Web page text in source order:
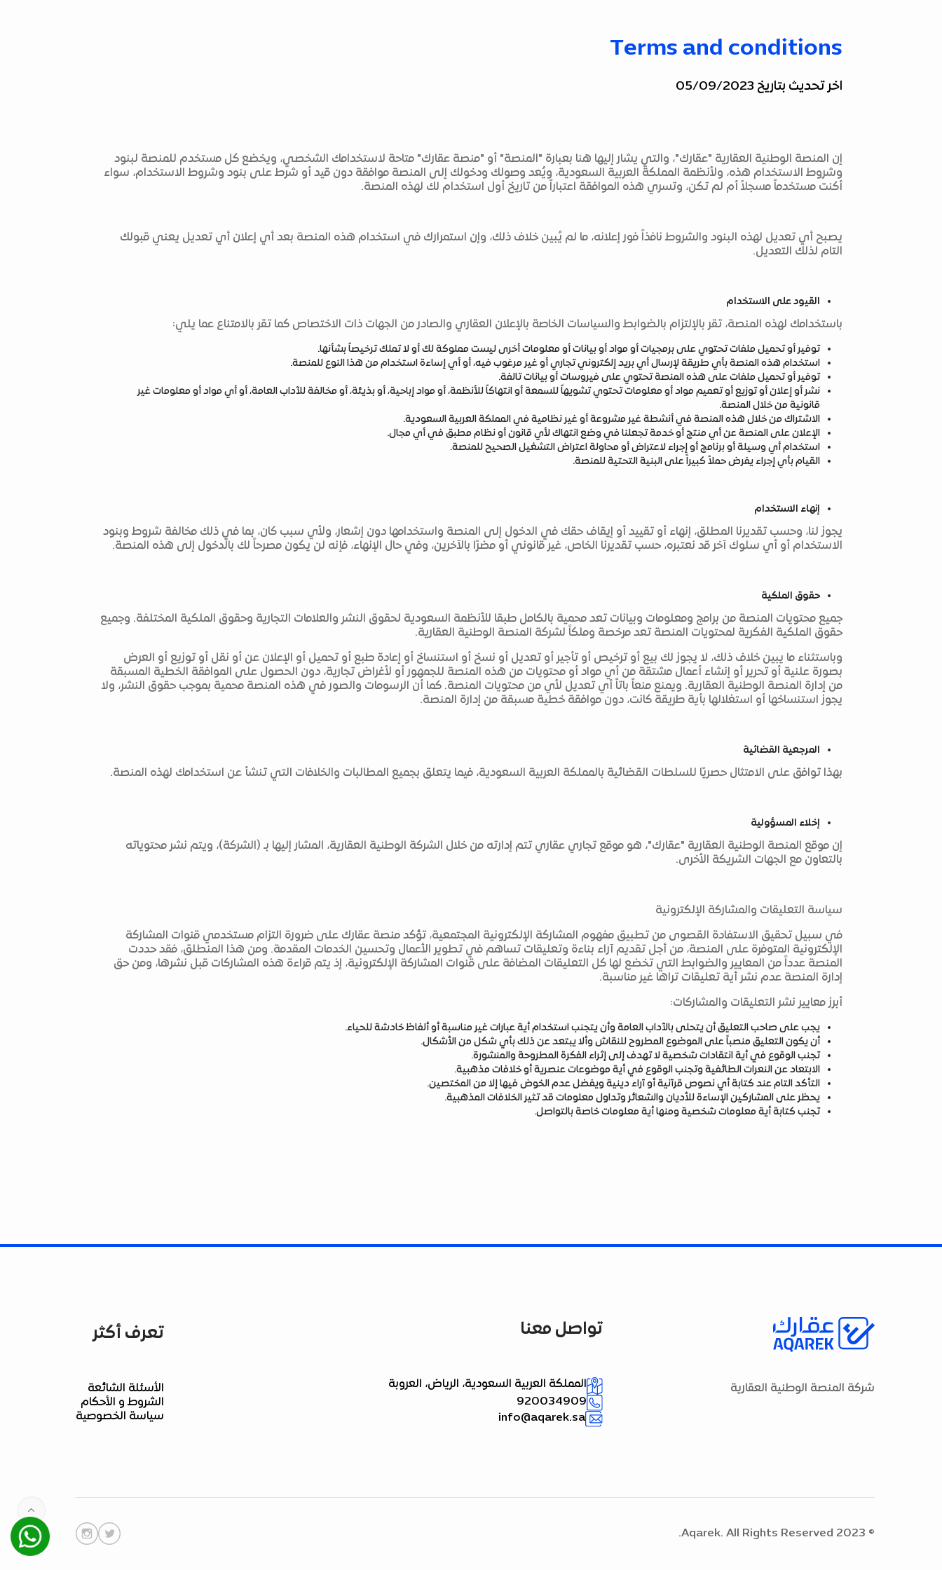
Whatsapp
Terms and conditions
اخر تحديث بتاريخ 05/09/2023
إن المنصة الوطنية العقارية "عقارك"، والتي يشار إليها هنا بعبارة "المنصة" أو "منصة عقارك" متاحة لاستخدامك الشخصي، ويخضع كل مستخدم للمنصة لبنود
وشروط الاستخدام هذه، ولأنظمة المملكة العربية السعودية، ويُعد وصولك ودخولك إلى المنصة موافقة دون قيد أو شرط على بنود وشروط الاستخدام، سواء
أكنت مستخدماً مسجلاً أم لم تكن، وتسري هذه الموافقة اعتباراً من تاريخ أول استخدام لك لهذه المنصة.
يصبح أي تعديل لهذه البنود والشروط نافذاً فور إعلانه، ما لم يُبين خلاف ذلك، وإن استمرارك في استخدام هذه المنصة بعد أي إعلان أي تعديل يعني قبولك
التام لذلك التعديل.
القيود على الاستخدام
باستخدامك لهذه المنصة، تقر بالإلتزام بالضوابط والسياسات الخاصة بالإعلان العقاري والصادر من الجهات ذات الاختصاص كما تقر بالامتناع عما يلي:
توفير أو تحميل ملفات تحتوي على برمجيات أو مواد أو بيانات أو معلومات أخرى ليست مملوكة لك أو لا تملك ترخيصاً بشأنها.
استخدام هذه المنصة بأي طريقة لإرسال أي بريد إلكتروني تجاري أو غير مرغوب فيه، أو أي إساءة استخدام من هذا النوع للمنصة.
توفير أو تحميل ملفات على هذه المنصة تحتوي على فيروسات أو بيانات تالفة.
نشر أو إعلان أو توزيع أو تعميم مواد أو معلومات تحتوي تشويهاً للسمعة أو انتهاكاً للأنظمة، أو مواد إباحية، أو بذيئة، أو مخالفة للآداب العامة، أو أي مواد أو معلومات غير
قانونية من خلال المنصة.
الاشتراك من خلال هذه المنصة في أنشطة غير مشروعة أو غير نظامية في المملكة العربية السعودية.
الإعلان على المنصة عن أي منتج أو خدمة تجعلنا في وضع انتهاك لأي قانون أو نظام مطبق في أي مجال.
استخدام أي وسيلة أو برنامج أو إجراء لاعتراض أو محاولة اعتراض التشغيل الصحيح للمنصة.
القيام بأي إجراء يفرض حملاً كبيراً على البنية التحتية للمنصة.
إنهاء الاستخدام
يجوز لنا، وحسب تقديرنا المطلق، إنهاء أو تقييد أو إيقاف حقك في الدخول إلى المنصة واستخدامها دون إشعار، ولأي سبب كان، بما في ذلك مخالفة شروط وبنود
الاستخدام أو أي سلوك آخر قد نعتبره، حسب تقديرنا الخاص، غير قانوني أو مضرًا بالآخرين، وفي حال الإنهاء، فإنه لن يكون مصرحاً لك بالدخول إلى هذه المنصة.
حقوق الملكية
جميع محتويات المنصة من برامج ومعلومات وبيانات تعد محمية بالكامل طبقا للأنظمة السعودية لحقوق النشر والعلامات التجارية وحقوق الملكية المختلفة. وجميع
حقوق الملكية الفكرية لمحتويات المنصة تعد مرخصة وملكاً لشركة المنصة الوطنية العقارية.
وباستثناء ما يبين خلاف ذلك، لا يجوز لك بيع أو ترخيص أو تأجير أو تعديل أو نسخ أو استنساخ أو إعادة طبع أو تحميل أو الإعلان عن أو نقل أو توزيع أو العرض
بصورة علنية أو تحرير أو إنشاء أعمال مشتقة من أي مواد أو محتويات من هذه المنصة للجمهور أو لأغراض تجارية، دون الحصول على الموافقة الخطية المسبقة
من إدارة المنصة الوطنية العقارية. ويمنع منعاً باتاً أي تعديل لأي من محتويات المنصة. كما أن الرسومات والصور في هذه المنصة محمية بموجب حقوق النشر، ولا
يجوز استنساخها أو استغلالها بأية طريقة كانت، دون موافقة خطية مسبقة من إدارة المنصة.
المرجعية القضائية
بهذا توافق على الامتثال حصريًا للسلطات القضائية بالمملكة العربية السعودية، فيما يتعلق بجميع المطالبات والخلافات التي تنشأ عن استخدامك لهذه المنصة.
إخلاء المسؤولية
إن موقع المنصة الوطنية العقارية "عقارك"، هو موقع تجاري عقاري تتم إدارته من خلال الشركة الوطنية العقارية، المشار إليها بـ (الشركة)، ويتم نشر محتوياته
بالتعاون مع الجهات الشريكة الأخرى.
سياسة التعليقات والمشاركة الإلكترونية
في سبيل تحقيق الاستفادة القصوى من تطبيق مفهوم المشاركة الإلكترونية المجتمعية، تؤكد منصة عقارك على ضرورة التزام مستخدمي قنوات المشاركة
الإلكترونية المتوفرة على المنصة، من أجل تقديم آراء بناءة وتعليقات تساهم في تطوير الأعمال وتحسين الخدمات المقدمة. ومن هذا المنطلق، فقد حددت
المنصة عدداً من المعايير والضوابط التي تخضع لها كل التعليقات المضافة على قنوات المشاركة الإلكترونية، إذ يتم قراءة هذه المشاركات قبل نشرها، ومن حق
إدارة المنصة عدم نشر أية تعليقات تراها غير مناسبة.
أبرز معايير نشر التعليقات والمشاركات:
يجب على صاحب التعليق أن يتحلى بالآداب العامة وأن يتجنب استخدام أية عبارات غير مناسبة أو ألفاظ خادشة للحياء.
أن يكون التعليق منصباً على الموضوع المطروح للنقاش وألا يبتعد عن ذلك بأي شكل من الأشكال.
تجنب الوقوع في أية انتقادات شخصية لا تهدف إلى إثراء الفكرة المطروحة والمنشورة.
الابتعاد عن النعرات الطائفية وتجنب الوقوع في أية موضوعات عنصرية أو خلافات مذهبية.
التأكد التام عند كتابة أي نصوص قرآنية أو آراء دينية ويفضل عدم الخوض فيها إلا من المختصين.
يحظر على المشاركين الإساءة للأديان والشعائر وتداول معلومات قد تثير الخلافات المذهبية.
تجنب كتابة أية معلومات شخصية ومنها أية معلومات خاصة بالتواصل.
شركة المنصة الوطنية العقارية
تواصل معنا
المملكة العربية السعودية، الرياض، العروبة
920034909
info@aqarek.sa
تعرف أكثر
الأسئلة الشائعة
الشروط و الأحكام
سياسة الخصوصية
© 2023 Aqarek. All Rights Reserved.